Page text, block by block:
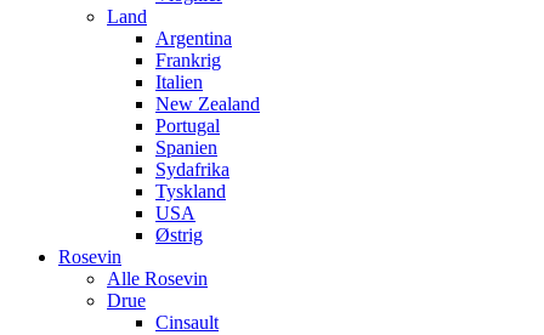
Land
Argentina
Frankrig
Italien
New Zealand
Portugal
Spanien
Sydafrika
Tyskland
USA
Østrig
Rosevin
Alle Rosevin
Drue
Cinsault